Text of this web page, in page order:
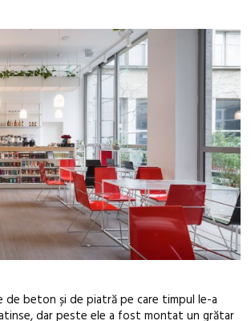
de beton și de piatră pe care timpul le-a
dar peste ele a fost montat un grătar